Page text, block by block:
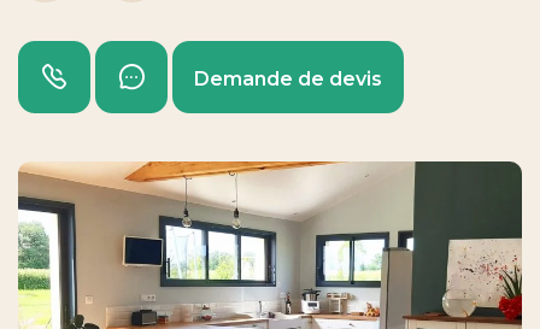
AppelerEnvoyer un message
Demande de devis